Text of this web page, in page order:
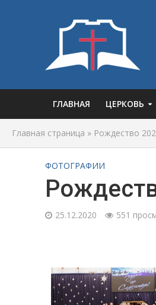
ГЛАВНАЯ ЦЕРКОВЬ
Главная страница » Рождество
ФОТОГРАФИИ
25.12.2020 551